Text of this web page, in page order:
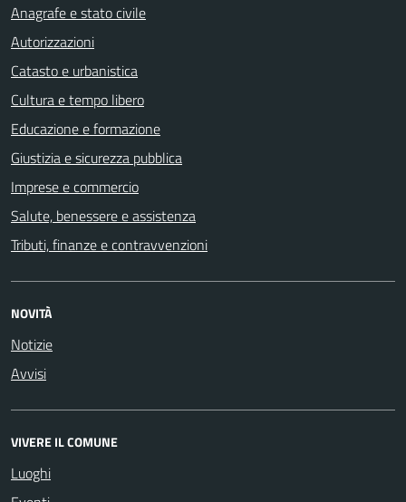
Anagrafe e stato civile
Autorizzazioni
Catasto e urbanistica
Cultura e tempo libero
Educazione e formazione
Giustizia e sicurezza pubblica
Imprese e commercio
Salute, benessere e assistenza
Tributi, finanze e contravvenzioni
NOVITÀ
Notizie
Avvisi
VIVERE IL COMUNE
Luoghi